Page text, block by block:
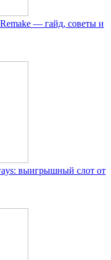
— гайд, советы и
выигрышный слот от